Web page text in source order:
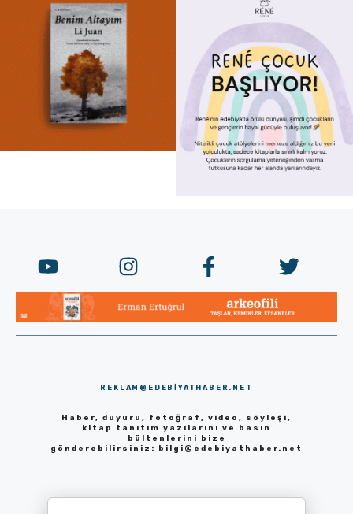
REKLAM@EDEBIYATHABER.NET
Haber, duyuru, fotoğraf, video, söyleşi,
kitap tanıtım yazılarını ve basın
bültenlerini bize
gönderebilirsiniz: bilgi@edebiyathaber.net